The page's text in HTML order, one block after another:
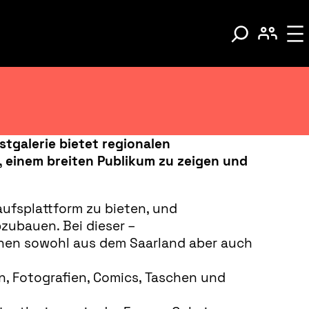
bietet regionalen
breiten Publikum zu zeigen und
zu bieten, und
Bei dieser –
sowohl aus dem Saarland aber auch
Fotografien, Comics, Taschen und